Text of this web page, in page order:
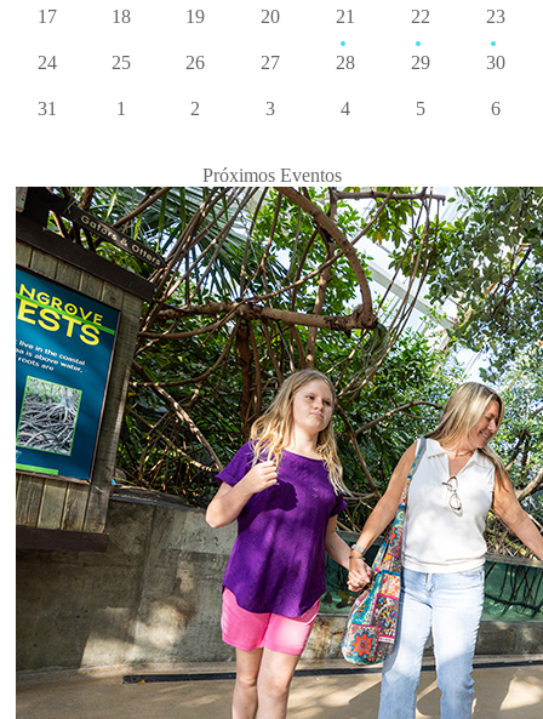
17 18 19 20 21 22 23
24 25 26 27 28 29 30
31 1 2 3 4 5 6
Próximos Eventos